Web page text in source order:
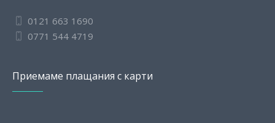
0121 663 1690
0771 544 4719
Приемаме плащания с карти